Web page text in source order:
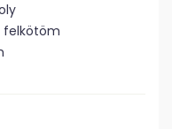
felkötöm